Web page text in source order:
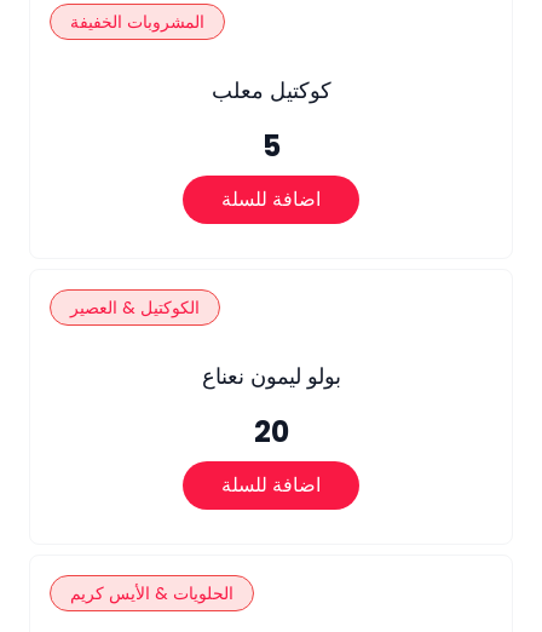
المشروبات الخفيفة
كوكتيل معلب
5
اضافة للسلة
الكوكتيل & العصير
بولو ليمون نعناع
20
اضافة للسلة
الحلويات & الأيس كريم